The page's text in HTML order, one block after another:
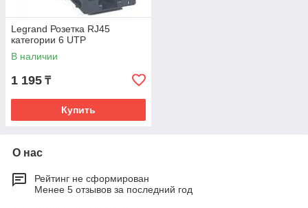
Legrand Розетка RJ45
категории 6 UTP
В наличии
1 195 ₸
Купить
О нас
Рейтинг не сформирован
Менее 5 отзывов за последний год